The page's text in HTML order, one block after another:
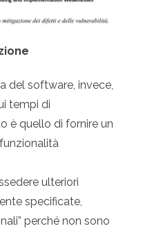
del software, invece,
tempi di
è quello di fornire un
ulteriori
specificate,
perché non sono